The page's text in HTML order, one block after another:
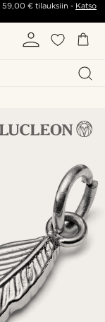
59,00 €tilauksiin - Katso